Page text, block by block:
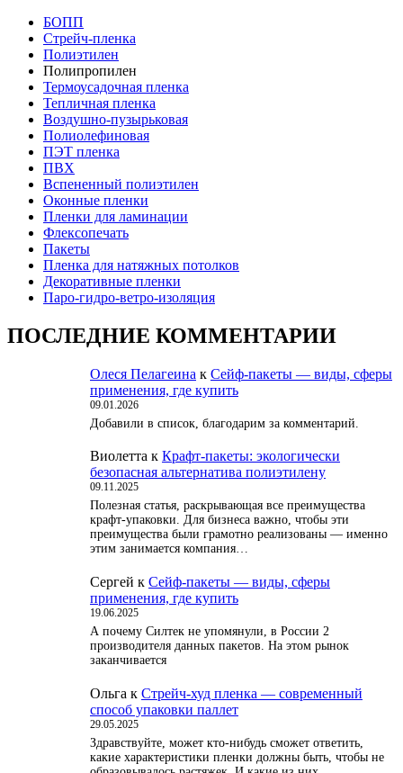
БОПП
Стрейч-пленка
Полиэтилен
Полипропилен
Термоусадочная пленка
Тепличная пленка
Воздушно-пузырьковая
Полиолефиновая
ПЭТ пленка
ПВХ
Вспененный полиэтилен
Оконные пленки
Пленки для ламинации
Флексопечать
Пакеты
Пленка для натяжных потолков
Декоративные пленки
Паро-гидро-ветро-изоляция
ПОСЛЕДНИЕ КОММЕНТАРИИ
Олеся Пелагеина к Сейф-пакеты — виды, сферы
применения, где купить
09.01.2026
Добавили в список, благодарим за комментарий.
Виолетта к Крафт-пакеты: экологически
безопасная альтернатива полиэтилену
09.11.2025
Полезная статья, раскрывающая все преимущества
крафт-упаковки. Для бизнеса важно, чтобы эти
преимущества были грамотно реализованы — именно
этим занимается компания…
Сергей к Сейф-пакеты — виды, сферы
применения, где купить
19.06.2025
А почему Силтек не упомянули, в России 2
производителя данных пакетов. На этом рынок
заканчивается
Ольга к Стрейч-худ пленка — современный
способ упаковки паллет
29.05.2025
Здравствуйте, может кто-нибудь сможет ответить,
какие характеристики пленки должны быть, чтобы не